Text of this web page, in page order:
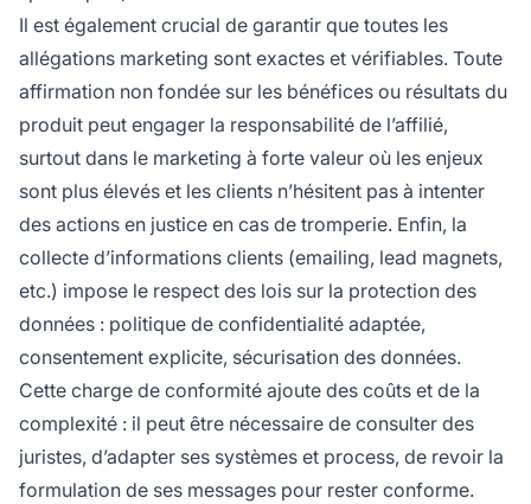
Il est également crucial de garantir que toutes les
allégations marketing sont exactes et vérifiables. Toute
affirmation non fondée sur les bénéfices ou résultats du
produit peut engager la responsabilité de l’affilié,
surtout dans le marketing à forte valeur où les enjeux
sont plus élevés et les clients n’hésitent pas à intenter
des actions en justice en cas de tromperie. Enfin, la
collecte d’informations clients (emailing, lead magnets,
etc.) impose le respect des lois sur la protection des
données : politique de confidentialité adaptée,
consentement explicite, sécurisation des données.
Cette charge de conformité ajoute des coûts et de la
complexité : il peut être nécessaire de consulter des
juristes, d’adapter ses systèmes et process, de revoir la
formulation de ses messages pour rester conforme.